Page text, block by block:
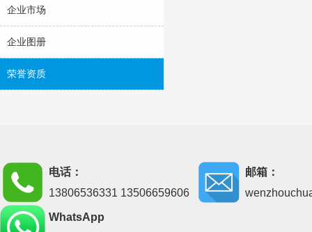
企业市场
企业图册
荣誉资质
电话：
13806536331 13506659606
邮箱：
WhatsApp